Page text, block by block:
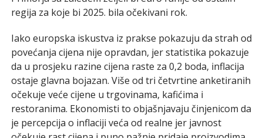
regija za koje bi 2025. bila očekivani rok.
Iako europska iskustva iz prakse pokazuju da strah od
povećanja cijena nije opravdan, jer statistika pokazuje
da u prosjeku razine cijena raste za 0,2 boda, inflacija
ostaje glavna bojazan. Više od tri četvrtine anketiranih
očekuje veće cijene u trgovinama, kafićima i
restoranima. Ekonomisti to objašnjavaju činjenicom da
je percepcija o inflaciji veća od realne jer javnost